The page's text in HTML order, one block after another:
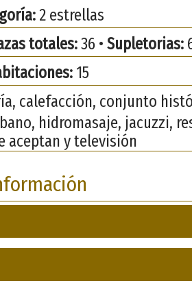
2 estrellas
totales:36 • Supletorias:
15
calefacción, conjunto
hidromasaje, jacuzzi,
aceptan y televisión